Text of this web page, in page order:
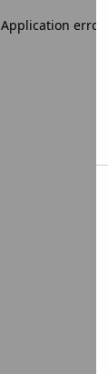
Application